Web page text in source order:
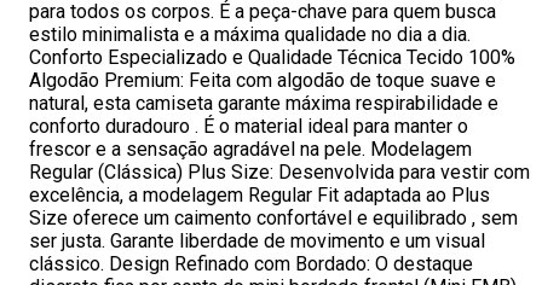
para todos os corpos. É a peça-chave para quem busca
estilo minimalista e a máxima qualidade no dia a dia.
Conforto Especializado e Qualidade Técnica Tecido 100%
Algodão Premium: Feita com algodão de toque suave e
natural, esta camiseta garante máxima respirabilidade e
conforto duradouro . É o material ideal para manter o
frescor e a sensação agradável na pele. Modelagem
Regular (Clássica) Plus Size: Desenvolvida para vestir com
excelência, a modelagem Regular Fit adaptada ao Plus
Size oferece um caimento confortável e equilibrado , sem
ser justa. Garante liberdade de movimento e um visual
clássico. Design Refinado com Bordado: O destaque